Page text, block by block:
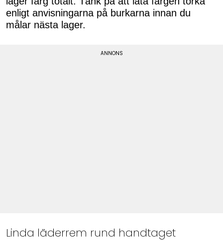
enligt anvisningarna på burkarna innan du
målar nästa lager.
Linda läderrem rund handtaget